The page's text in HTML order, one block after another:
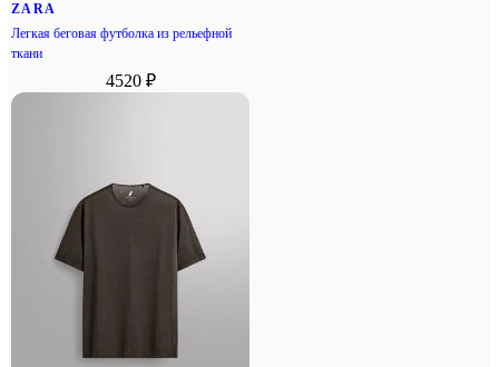
ZARA
Легкая беговая футболка из рельефной
ткани
4520 ₽